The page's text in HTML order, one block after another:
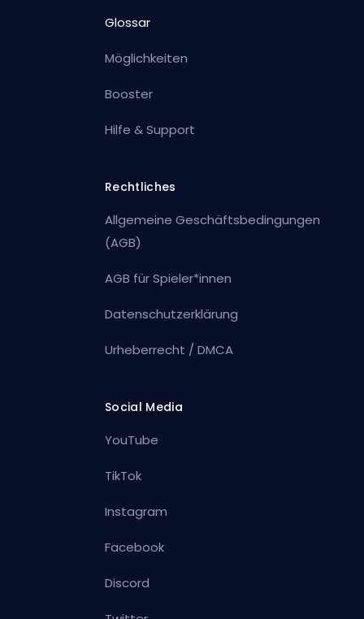
Glossar
Möglichkeiten
Booster
Hilfe & Support
Rechtliches
Allgemeine Geschäftsbedingungen
(AGB)
AGB für Spieler*innen
Datenschutzerklärung
Urheberrecht / DMCA
Social Media
YouTube
TikTok
Instagram
Facebook
Discord